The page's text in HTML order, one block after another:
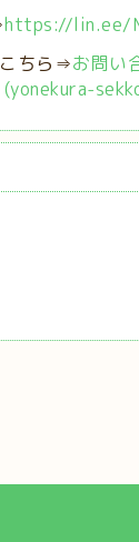
https://lin.ee/
ちら⇒お問い
(yonekura-